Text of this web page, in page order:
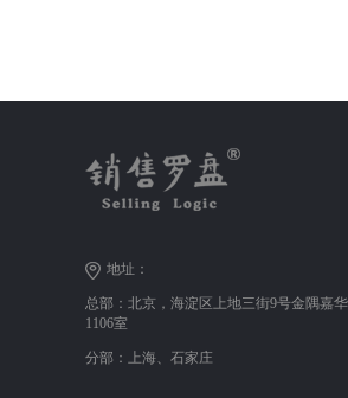
地址：
总部：北京，海淀区上地三街9号金隅嘉
1106室
分部：上海、石家庄